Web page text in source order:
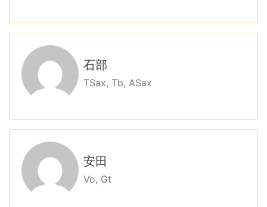
石部
TSax, Tb, ASax
安田
Vo, Gt